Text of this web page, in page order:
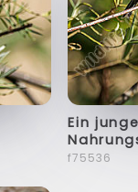
Ein
f75536